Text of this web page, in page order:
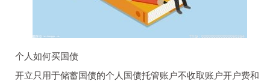
个人如何买国债
开立只用于储蓄国债的个人国债托管账户不收取账户开户费和